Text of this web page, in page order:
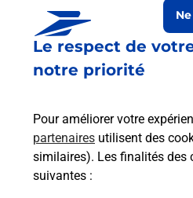
Le respect de
notre priorité
Pour améliorer votre
partenaires utilisent des
similaires). Les finalités des
suivantes :
Le lien s'ouvre dans un nouvel onglet